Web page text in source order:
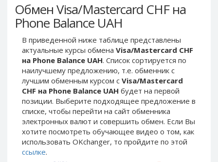
Обмен Visa/Mastercard CHF на
Phone Balance UAH
В приведенной ниже таблице представлены
актуальные курсы обмена Visa/Mastercard CHF
на Phone Balance UAH. Список сортируется по
наилучшему предложению, т.е. обменник с
лучшим обменным курсом с Visa/Mastercard
CHF на Phone Balance UAH будет на первой
позиции. Выберите подходящее предложение в
списке, чтобы перейти на сайт обменника
электронных валют и совершить обмен. Если Вы
хотите посмотреть обучающее видео о том, как
использовать OKchanger, то пройдите по этой
ссылке.
Payeer Tether ERC20
(USDT)
Payeer UAH
ЮMoney RUB
ЮMoney KZT
PayPal USD
PayPal EUR
PayPal GBP
PayPal CAD
PayPal AUD
PayPal RUB
PayPal CZK
Payeer Tether ERC20
(USDT)
ЮMoney RUB
ЮMoney KZT
PayPal USD
PayPal EUR
PayPal GBP
PayPal CAD
PayPal AUD
PayPal RUB